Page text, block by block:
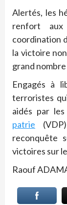
Alertés, les
renfort
coordination
la victoire
grand
Engagés à
terroristes
aidés par les
patrie
reconquête
victoires sur
Raouf